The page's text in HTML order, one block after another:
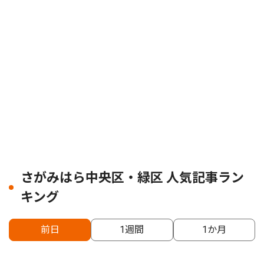
さがみはら中央区・緑区 人気記事ラン
キング
前日 1週間 1か月